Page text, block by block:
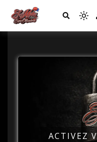
Réseau
ACTIVEZ